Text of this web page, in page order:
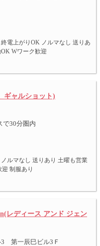
電上がりOK ノルマなし 送りあ
Wワーク歓迎
ャルショット)
で30分圏内
ルマなし 送りあり 土曜も営業
制服あり
レディース アンド ジェン
3 第一辰巳ビル3Ｆ